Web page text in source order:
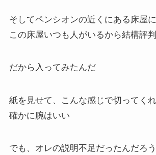
そしてペンシオンの近くにある床屋
この床屋いつも人がいるから結構評
だから入ってみたんだ
紙を見せて、こんな感じで切ってく
確かに腕はいい
でも、オレの説明不足だったんだろ